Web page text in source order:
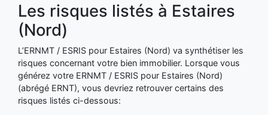
Les risques listés à Estaires
(Nord)
L’ERNMT / ESRIS pour Estaires (Nord) va synthétiser les
risques concernant votre bien immobilier. Lorsque vous
générez votre ERNMT / ESRIS pour Estaires (Nord)
(abrégé ERNT), vous devriez retrouver certains des
risques listés ci-dessous: